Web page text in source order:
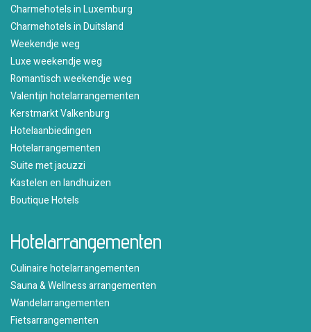
Charmehotels in Luxemburg
Charmehotels in Duitsland
Weekendje weg
Luxe weekendje weg
Romantisch weekendje weg
Valentijn hotelarrangementen
Kerstmarkt Valkenburg
Hotelaanbiedingen
Hotelarrangementen
Suite met jacuzzi
Kastelen en landhuizen
Boutique Hotels
Hotelarrangementen
Culinaire hotelarrangementen
Sauna & Wellness arrangementen
Wandelarrangementen
Fietsarrangementen